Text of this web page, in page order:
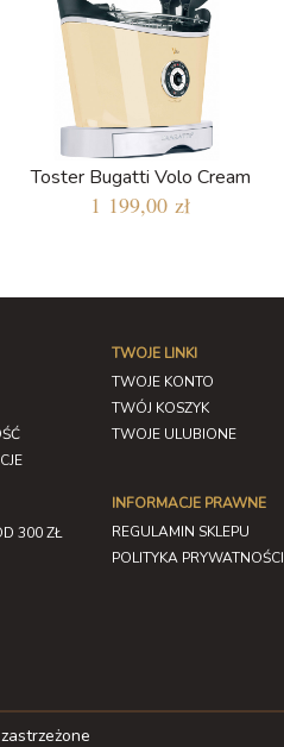
Toster Bugatti Volo Cream
1 199,00 zł
300 ZŁ
TWOJE LINKI
TWOJE KONTO
TWÓJ KOSZYK
TWOJE ULUBIONE
INFORMACJE PRAWNE
REGULAMIN SKLEPU
POLITYKA PRYWATNOŚCI